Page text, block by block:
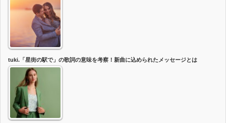
tuki.「星街の駅で」の歌詞の意味を考察！新曲に込められたメッセージとは